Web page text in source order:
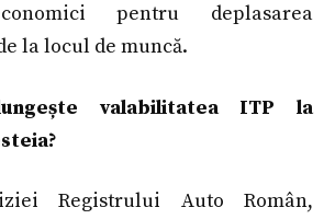
pentru deplasarea
la locul de muncă.
valabilitatea ITP la
Registrului Auto Român,